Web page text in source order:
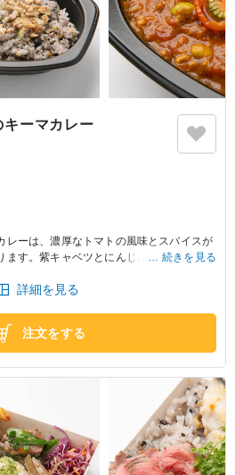
キーマカレー
レーは、濃厚なトマトの風味とスパイスが
ます。紫キャベツとにんじんのラペやかぼ
続きを見る
詳細を見る
注文をする